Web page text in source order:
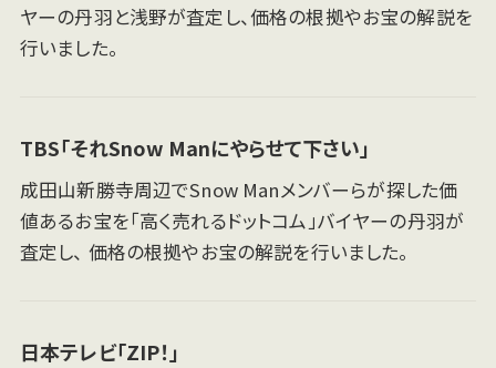
ヤーの丹羽と浅野が査定し、価格の根拠やお宝の解説を
行いました。
TBS「それSnow Manにやらせて下さい」
成田山新勝寺周辺でSnow Manメンバーらが探した価
値あるお宝を「高く売れるドットコム」バイヤーの丹羽が
査定し、 価格の根拠やお宝の解説を行いました。
日本テレビ「ZIP！」